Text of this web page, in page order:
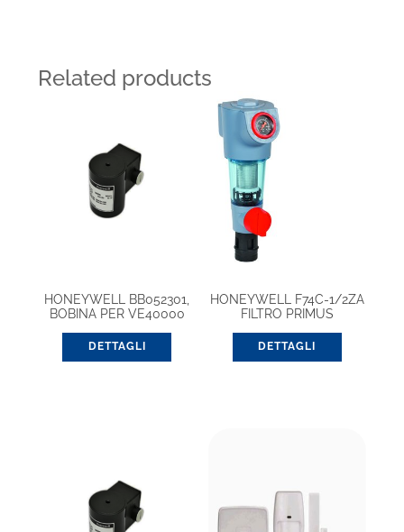
Related products
HONEYWELL BB052301,
BOBINA PER VE40000
DETTAGLI
HONEYWELL F74C-1/2ZA
FILTRO PRIMUS
DETTAGLI